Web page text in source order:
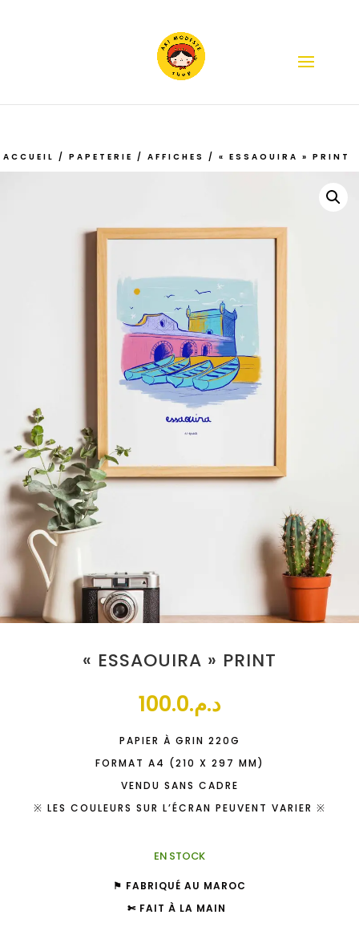
ACCUEIL / PAPETERIE / AFFICHES / « ESSAOUIRA » PRINT
« ESSAOUIRA » PRINT
د.م.100.0
PAPIER À GRIN 220G
FORMAT A4 (210 X 297 MM)
VENDU SANS CADRE
※ LES COULEURS SUR L’ÉCRAN PEUVENT VARIER ※
EN STOCK
⚑ FABRIQUÉ AU MAROC
✄ FAIT À LA MAIN